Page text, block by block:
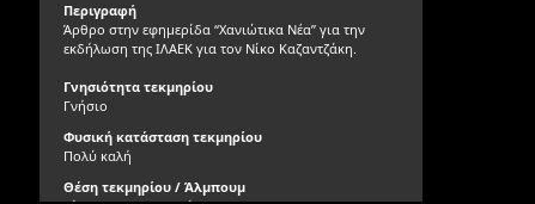
Περιγραφή
Άρθρο στην εφημερίδα “Χανιώτικα Νέα” για την
εκδήλωση της ΙΛΑΕΚ για τον Νίκο Καζαντζάκη.
Γνησιότητα τεκμηρίου
Γνήσιο
Φυσική κατάσταση τεκμηρίου
Πολύ καλή
Θέση τεκμηρίου / Άλμπουμ